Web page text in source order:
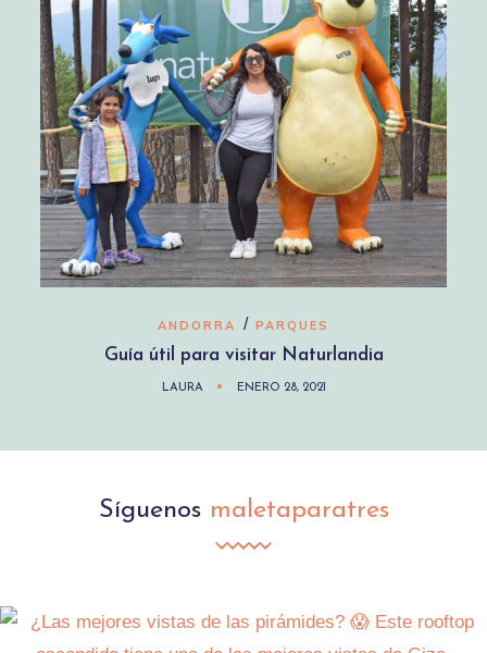
ANDORRA / PARQUES
Guía útil para visitar Naturlandia
LAURA ENERO 28, 2021
Síguenos maletaparatres